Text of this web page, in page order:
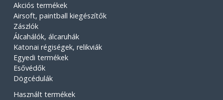
Akciós termékek
Airsoft, paintball kiegészítők
Zászlók
Álcahálók, álcaruhák
Katonai régiségek, relikviák
Egyedi termékek
Esővédők
Dögcédulák
Használt termékek